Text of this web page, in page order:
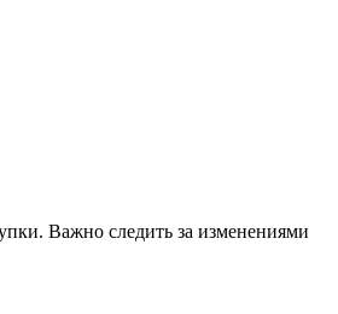
Важно следить за изменениями